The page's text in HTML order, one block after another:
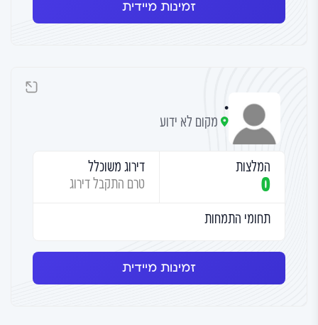
זמינות מיידית
.
מקום לא ידוע
המלצות
0
דירוג משוכלל
טרם התקבל דירוג
תחומי התמחות
זמינות מיידית